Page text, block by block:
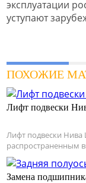
эксплуатации
уступают
ПОХОЖИЕ
Лифт подвески
Лифт подвески Нива
распространенным
Замена